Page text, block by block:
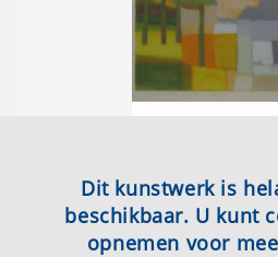
Dit kunstwerk is
beschikbaar. U kunt
opnemen voor